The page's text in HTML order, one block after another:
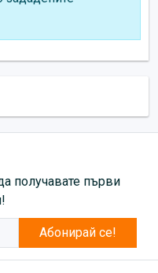
получавате първи
Абонирай се!